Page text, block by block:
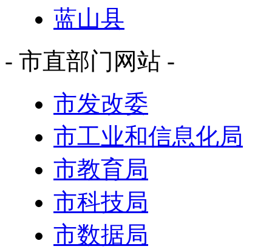
蓝山县
- 市直部门网站 -
市发改委
市工业和信息化局
市教育局
市科技局
市数据局